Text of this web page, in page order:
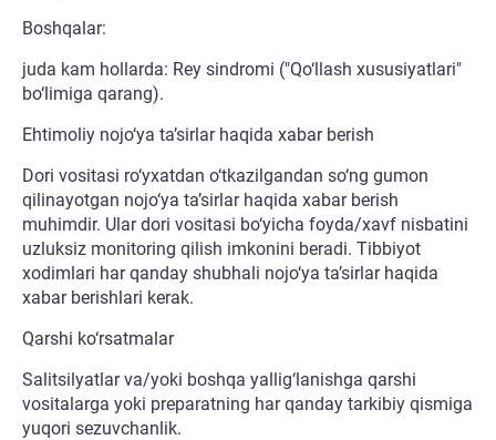
Boshqalar:
juda kam hollarda: Rey sindromi ("Qo‘llash xususiyatlari"
bo‘limiga qarang).
Ehtimoliy nojo‘ya ta’sirlar haqida xabar berish
Dori vositasi ro‘yxatdan o‘tkazilgandan so‘ng gumon
qilinayotgan nojo‘ya ta’sirlar haqida xabar berish
muhimdir. Ular dori vositasi bo‘yicha foyda/xavf nisbatini
uzluksiz monitoring qilish imkonini beradi. Tibbiyot
xodimlari har qanday shubhali nojo‘ya ta’sirlar haqida
xabar berishlari kerak.
Qarshi ko‘rsatmalar
Salitsilyatlar va/yoki boshqa yallig‘lanishga qarshi
vositalarga yoki preparatning har qanday tarkibiy qismiga
yuqori sezuvchanlik.